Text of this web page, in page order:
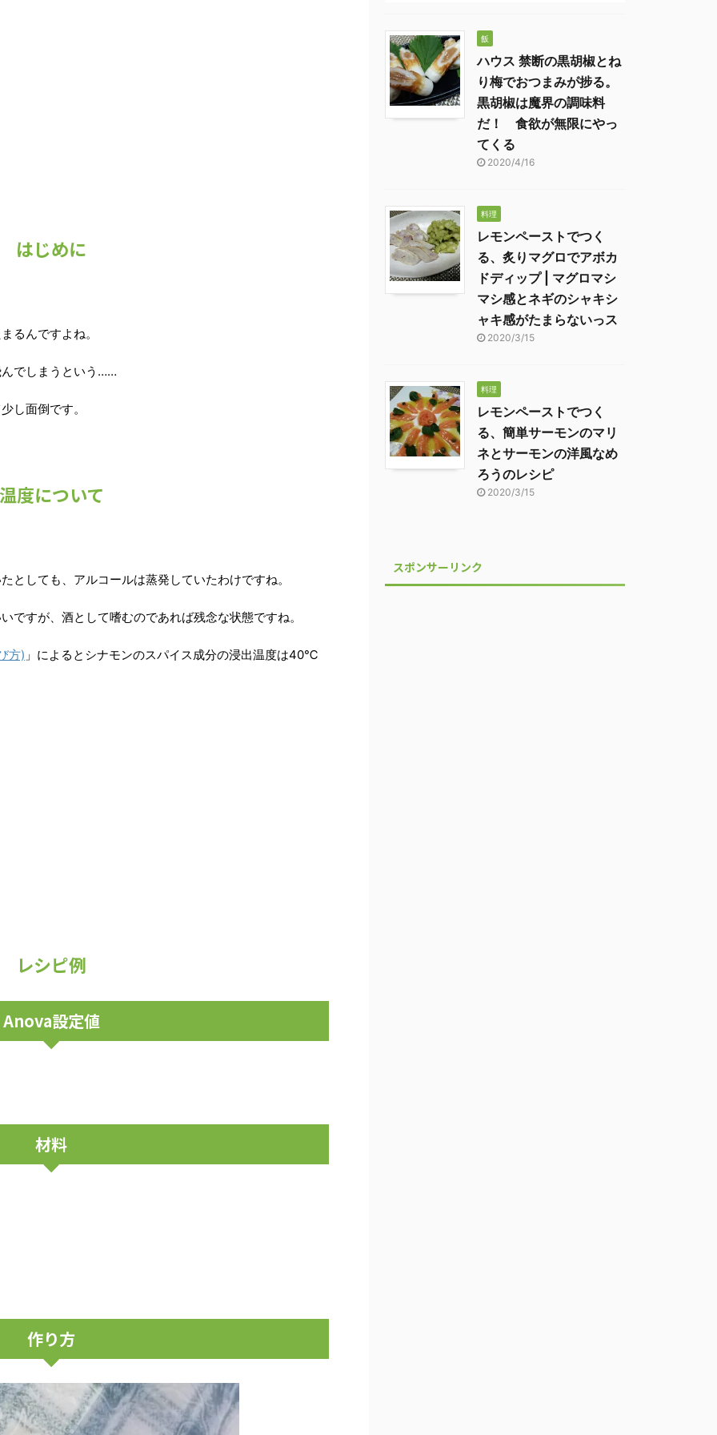
はじめに
るんですよね。
んでしまうという……
し面倒です。
温度について
としても、アルコールは蒸発していたわけですね。
ですが、酒として嗜むのであれば残念な状態ですね。
方) 」によるとシナモンのスパイス成分の浸出温度は40℃
レシピ例
Anova設定値
材料
作り方
飯
ハウス 禁断の黒胡椒とね
り梅でおつまみが捗る。
黒胡椒は魔界の調味料
だ！ 食欲が無限にやっ
てくる
2020/4/16
料理
レモンペーストでつく
る、炙りマグロでアボカ
ドディップ | マグロマシ
マシ感とネギのシャキシ
ャキ感がたまらないっス
2020/3/15
料理
レモンペーストでつく
る、簡単サーモンのマリ
ネとサーモンの洋風なめ
ろうのレシピ
2020/3/15
スポンサーリンク